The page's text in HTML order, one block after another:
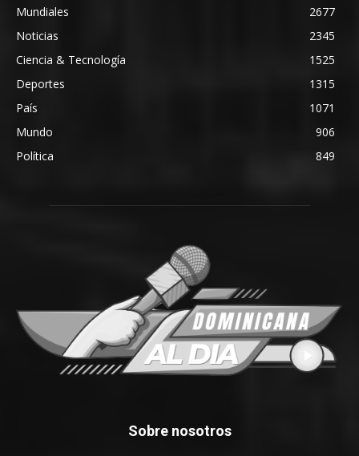
Mundiales
2677
Noticias
2345
Ciencia & Tecnología
1525
Deportes
1315
País
1071
Mundo
906
Política
849
Sobre nosotros